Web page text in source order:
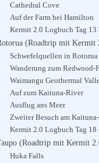
Cathedral Cove
Auf der Farm bei Hamilton
Kermit 2.0 Logbuch Tag 13
(Roadtrip mit Kermit
Schwefelquellen in Rotorua
Wanderung zum Redwood-
Waimangu Geothermal
Auf zum Kaituna-River
Ausflug ans Meer
Zweiter Besuch am
Kermit 2.0 Logbuch Tag 18
(Roadtrip mit Kermit
Huka Falls